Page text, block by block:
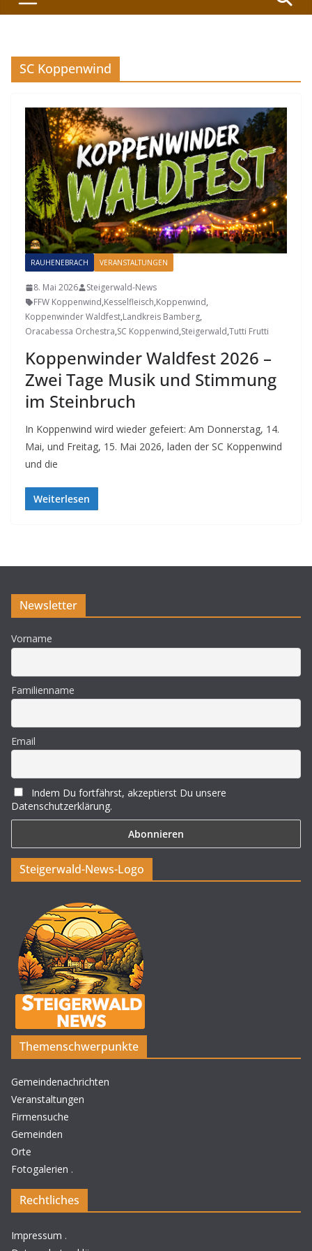
SC Koppenwind
RAUHENEBRACH VERANSTALTUNGEN
8. Mai 2026
Steigerwald-News
FFW Koppenwind,Kesselfleisch,Koppenwind,
Koppenwinder Waldfest,Landkreis Bamberg,
Oracabessa Orchestra,SC Koppenwind,Steigerwald,Tutti Frutti
Koppenwinder Waldfest 2026 –
Zwei Tage Musik und Stimmung
im Steinbruch
In Koppenwind wird wieder gefeiert: Am Donnerstag, 14.
Mai, und Freitag, 15. Mai 2026, laden der SC Koppenwind
und die
Weiterlesen
Newsletter
Vorname
Familienname
Email
Indem Du fortfährst, akzeptierst Du unsere
Datenschutzerklärung.
Steigerwald-News-Logo
Themenschwerpunkte
Gemeindenachrichten
Veranstaltungen
Firmensuche
Gemeinden
Orte
Fotogalerien .
Rechtliches
Impressum .